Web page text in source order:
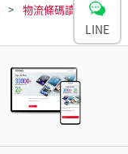
物流條碼讀取器
LINE